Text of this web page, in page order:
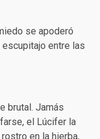
se apoderó
entre las
brutal. Jamás
el Lúcifer la
en la hierba,